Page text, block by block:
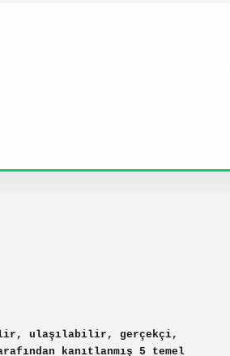
ulaşılabilir, gerçekçi,
kanıtlanmış 5 temel